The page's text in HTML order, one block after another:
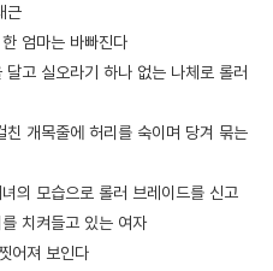
근
엄마는 바빠진다
고 실오라기 하나 없는 나체로 롤러
개목줄에 허리를 숙이며 당겨 묶는
의 모습으로 롤러 브레이드를 신고
치켜들고 있는 여자
어져 보인다